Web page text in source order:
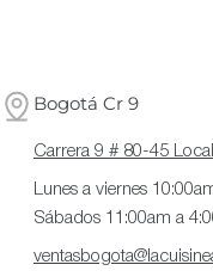
Bogotá Cr 9
Carrera 9 # 80-45
Lunes a viernes
Sábados 11:00am a